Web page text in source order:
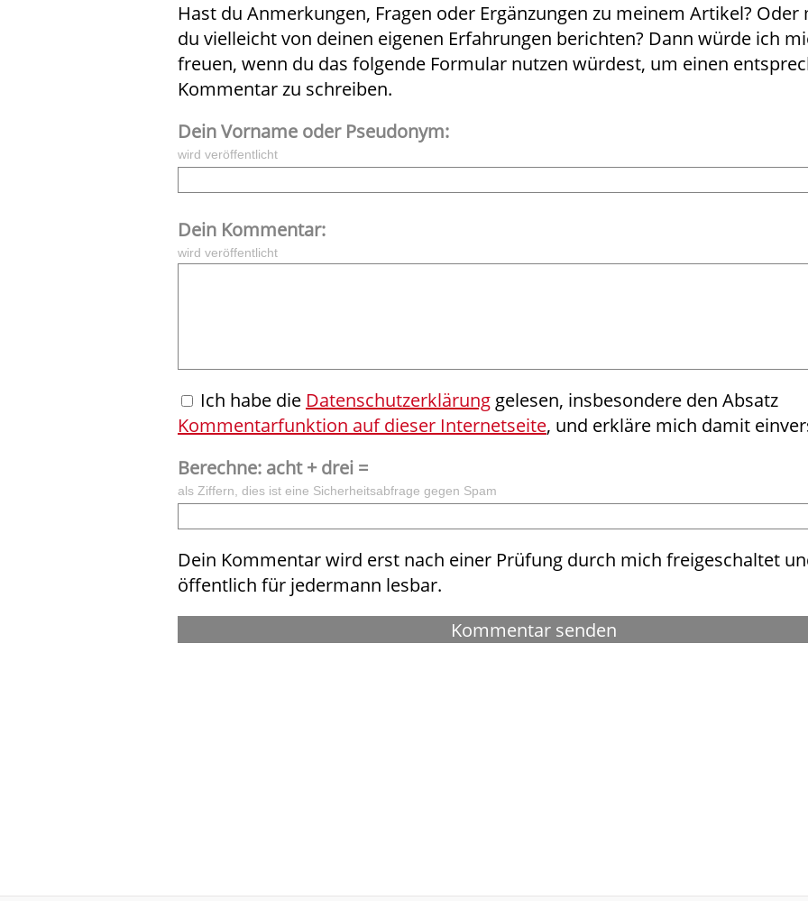
Hast du Anmerkungen, Fragen oder Ergänzungen zu meinem Artikel?
du vielleicht von deinen eigenen Erfahrungen berichten? Dann würde ich
freuen, wenn du das folgende Formular nutzen würdest, um einen
Kommentar zu schreiben.
Dein Vorname oder Pseudonym:
wird veröffentlicht
Dein Kommentar:
wird veröffentlicht
Ich habe die Datenschutzerklärung gelesen, insbesondere den Absatz
Kommentarfunktion auf dieser Internetseite, und erkläre mich damit
Berechne: acht + drei =
als Ziffern, dies ist eine Sicherheitsabfrage gegen Spam
Dein Kommentar wird erst nach einer Prüfung durch mich freigeschaltet
öffentlich für jedermann lesbar.